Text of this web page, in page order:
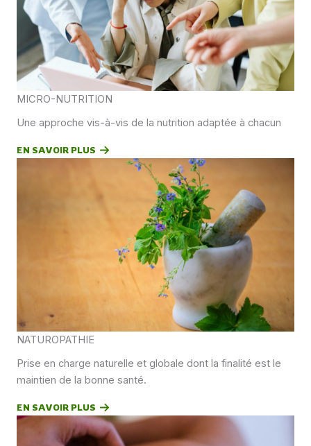
MICRO-NUTRITION
Une approche vis-à-vis de la nutrition adaptée à chacun
EN SAVOIR PLUS
NATUROPATHIE
Prise en charge naturelle et globale dont la finalité est le
maintien de la bonne santé.
EN SAVOIR PLUS